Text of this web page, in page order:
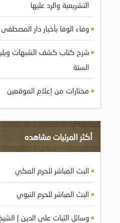
التشريعية والرد عليها
وفاء الوفا بأخبار دار المصطفى
شرح كتاب كشف الشبهات
الستة
مختارات من إعلام الموقعين
أكثر المرئيات مشاهده
البث المباشر للحرم المكي
البث المباشر للحرم النبوي
وسائل الثبات على الدين | الشيخ